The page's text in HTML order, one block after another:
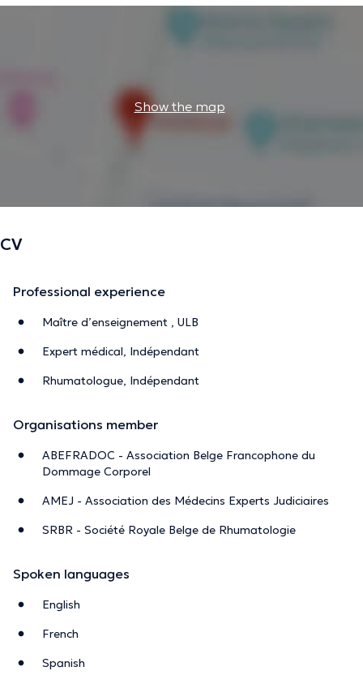
Show the map
CV
Professional experience
Maître d’enseignement , ULB
Expert médical, Indépendant
Rhumatologue, Indépendant
Organisations member
ABEFRADOC - Association Belge Francophone du
Dommage Corporel
AMEJ - Association des Médecins Experts Judiciaires
SRBR - Société Royale Belge de Rhumatologie
Spoken languages
English
French
Spanish